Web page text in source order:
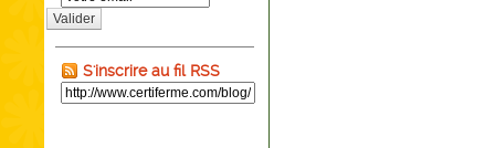
Valider
S'inscrire au fil RSS